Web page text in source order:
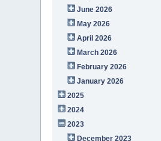
June 2026
May 2026
April 2026
March 2026
February 2026
January 2026
2025
2024
2023
December 2023